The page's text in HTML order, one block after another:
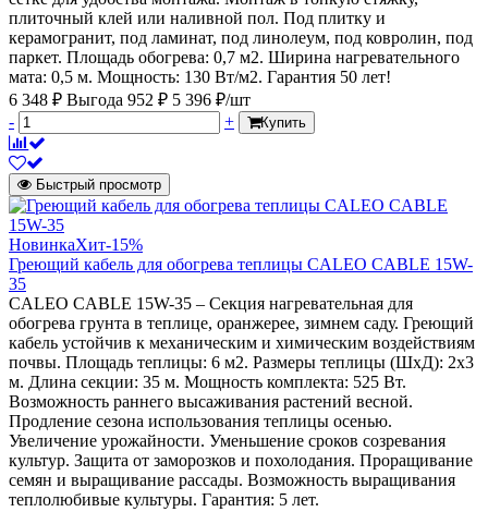
плиточный клей или наливной пол. Под плитку и
керамогранит, под ламинат, под линолеум, под ковролин, под
паркет. Площадь обогрева: 0,7 м2. Ширина нагревательного
мата: 0,5 м. Мощность: 130 Вт/м2. Гарантия 50 лет!
6 348 ₽ Выгода 952 ₽ 5 396 ₽/шт
-
+ Купить
Быстрый просмотр
НовинкаХит-15%
Греющий кабель для обогрева теплицы CALEO CABLE 15W-
35
CALEO CABLE 15W-35 – Секция нагревательная для
обогрева грунта в теплице, оранжерее, зимнем саду. Греющий
кабель устойчив к механическим и химическим воздействиям
почвы. Площадь теплицы: 6 м2. Размеры теплицы (ШхД): 2х3
м. Длина секции: 35 м. Мощность комплекта: 525 Вт.
Возможность раннего высаживания растений весной.
Продление сезона использования теплицы осенью.
Увеличение урожайности. Уменьшение сроков созревания
культур. Защита от заморозков и похолодания. Проращивание
семян и выращивание рассады. Возможность выращивания
теплолюбивые культуры. Гарантия: 5 лет.